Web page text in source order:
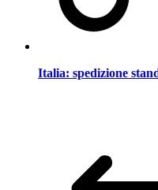
Italia: spedizione